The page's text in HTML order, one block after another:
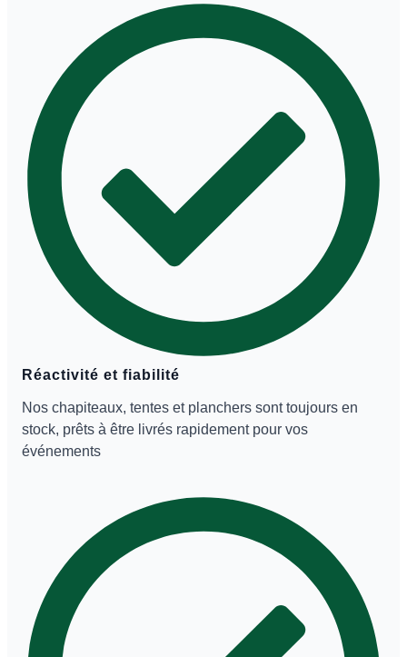
Réactivité et fiabilité
Nos chapiteaux, tentes et planchers sont toujours en
stock, prêts à être livrés rapidement pour vos
événements